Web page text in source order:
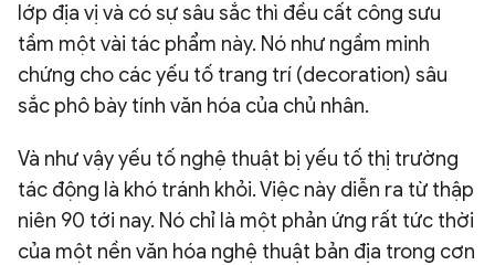
lớp địa vị và có sự sâu sắc thì đều cất công sưu
tầm một vài tác phẩm này. Nó như ngầm minh
chứng cho các yếu tố trang trí (decoration) sâu
sắc phô bày tính văn hóa của chủ nhân.
Và như vậy yếu tố nghệ thuật bị yếu tố thị trường
tác động là khó tránh khỏi. Việc này diễn ra từ thập
niên 90 tới nay. Nó chỉ là một phản ứng rất tức thời
của một nền văn hóa nghệ thuật bản địa trong cơn